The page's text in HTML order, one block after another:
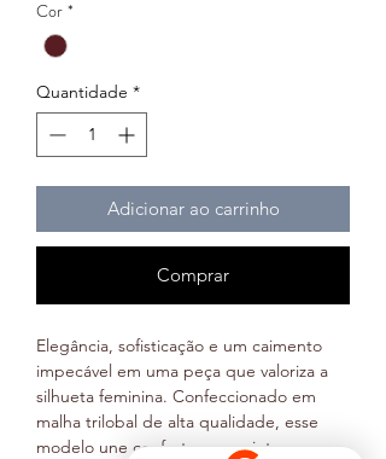
Cor *
Quantidade *
Adicionar ao carrinho
Comprar
Elegância, sofisticação e um caimento
impecável em uma peça que valoriza a
silhueta feminina. Confeccionado em
malha trilobal de alta qualidade, esse
modelo une conforto e requinte para